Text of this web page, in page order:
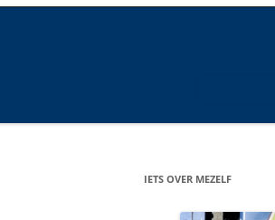
IETS OVER MEZELF